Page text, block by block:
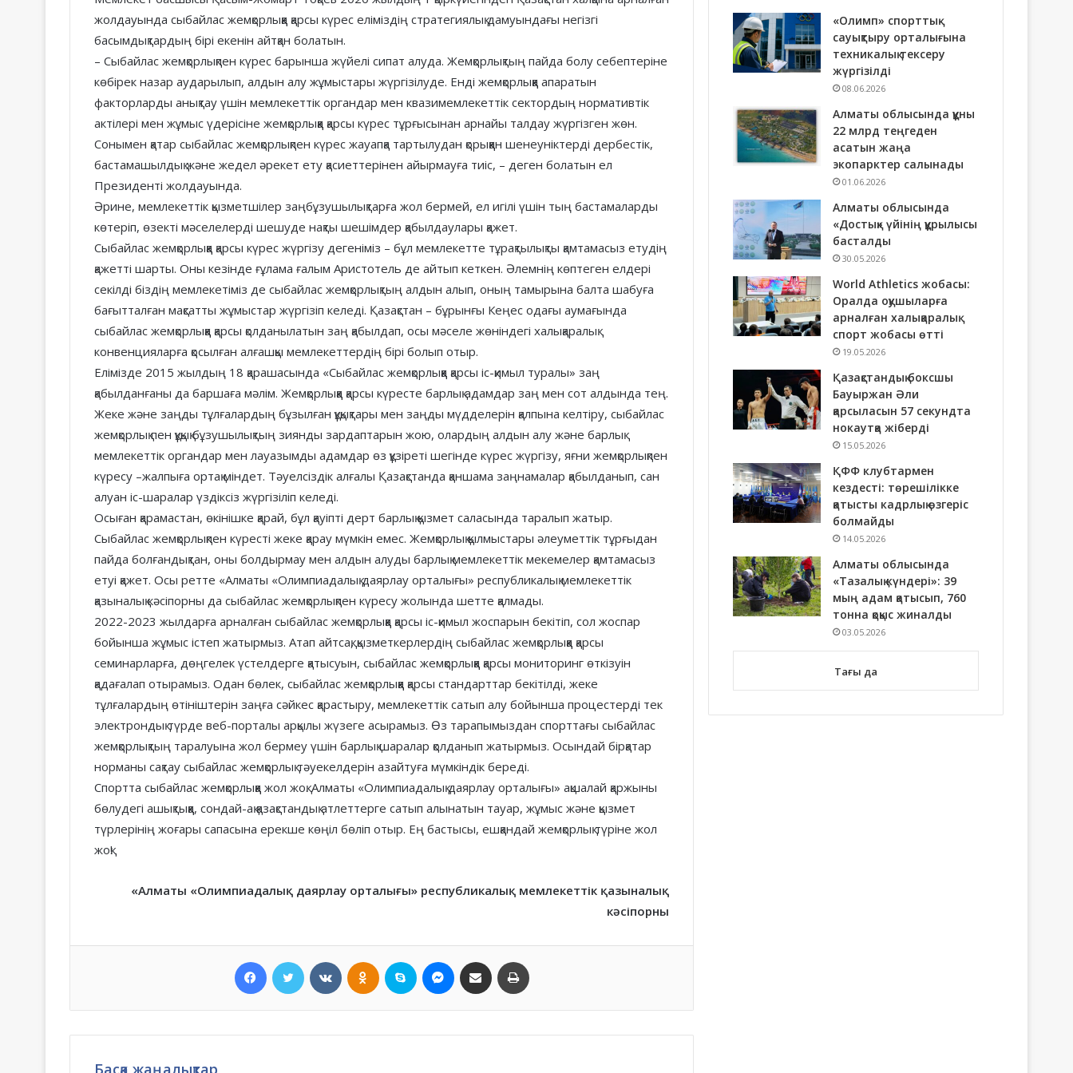
жолдауында сыбайлас жемқорлыққа қарсы күрес еліміздің стратегиялық дамуындағы негізгі
басымдықтардың бірі екенін айтқан болатын.
– Сыбайлас жемқорлықпен күрес барынша жүйелі сипат алуда. Жемқорлықтың пайда болу себептеріне
көбірек назар аударылып, алдын алу жұмыстары жүргізілуде. Енді жемқорлыққа апаратын
факторларды анықтау үшін мемлекеттік органдар мен квазимемлекеттік сектордың нормативтік
актілері мен жұмыс үдерісіне жемқорлыққа қарсы күрес тұрғысынан арнайы талдау жүргізген жөн.
Сонымен қатар сыбайлас жемқорлықпен күрес жауапқа тартылудан қорыққан шенеуніктерді дербестік,
бастамашылдық және жедел әрекет ету қасиеттерінен айырмауға тиіс, – деген болатын ел
Президенті жолдауында.
Әрине, мемлекеттік қызметшілер заңбұзушылықтарға жол бермей, ел игілі үшін тың бастамаларды
көтеріп, өзекті мәселелерді шешуде нақты шешімдер қабылдаулары қажет.
Сыбайлас жемқорлыққа қарсы күрес жүргізу дегеніміз – бұл мемлекетте тұрақтылықты қамтамасыз етудің
қажетті шарты. Оны кезінде ғұлама ғалым Аристотель де айтып кеткен. Әлемнің көптеген елдері
секілді біздің мемлекетіміз де сыбайлас жемқорлықтың алдын алып, оның тамырына балта шабуға
бағытталған мақсатты жұмыстар жүргізіп келеді. Қазақстан – бұрынғы Кеңес одағы аумағында
сыбайлас жемқорлыққа қарсы қолданылатын заң қабылдап, осы мәселе жөніндегі халықаралық
конвенцияларға қосылған алғашқы мемлекеттердің бірі болып отыр.
Елімізде 2015 жылдың 18 қарашасында «Сыбайлас жемқорлыққа қарсы іс-қимыл туралы» заң
қабылданғаны да баршаға мәлім. Жемқорлыққа қарсы күресте барлық адамдар заң мен сот алдында тең.
Жеке және заңды тұлғалардың бұзылған құқықтары мен заңды мүдделерін қалпына келтіру, сыбайлас
жемқорлық пен құқық бұзушылықтың зиянды зардаптарын жою, олардың алдын алу және барлық
мемлекеттік органдар мен лауазымды адамдар өз құзіреті шегінде күрес жүргізу, яғни жемқорлықпен
күресу –жалпыға ортақ міндет. Тәуелсіздік алғалы Қазақстанда қаншама заңнамалар қабылданып, сан
алуан іс-шаралар үздіксіз жүргізіліп келеді.
Осыған қарамастан, өкінішке қарай, бұл қауіпті дерт барлық қызмет саласында таралып жатыр.
Сыбайлас жемқорлықпен күресті жеке қарау мүмкін емес. Жемқорлық қылмыстары әлеуметтік тұрғыдан
пайда болғандықтан, оны болдырмау мен алдын алуды барлық мемлекеттік мекемелер қамтамасыз
етуі қажет. Осы ретте «Алматы «Олимпиадалық даярлау орталығы» республикалық мемлекеттік
қазыналық кәсіпорны да сыбайлас жемқорлықпен күресу жолында шетте қалмады.
2022-2023 жылдарға арналған сыбайлас жемқорлыққа қарсы іс-қимыл жоспарын бекітіп, сол жоспар
бойынша жұмыс істеп жатырмыз. Атап айтсақ, қызметкерлердің сыбайлас жемқорлыққа қарсы
семинарларға, дөңгелек үстелдерге қатысуын, сыбайлас жемқорлыққа қарсы мониторинг өткізуін
қадағалап отырамыз. Одан бөлек, сыбайлас жемқорлыққа қарсы стандарттар бекітілді, жеке
тұлғалардың өтініштерін заңға сәйкес қарастыру, мемлекеттік сатып алу бойынша процестерді тек
электрондық түрде веб-порталы арқылы жүзеге асырамыз. Өз тарапымыздан спорттағы сыбайлас
жемқорлықтың таралуына жол бермеу үшін барлық шаралар қолданып жатырмыз. Осындай бірқатар
норманы сақтау сыбайлас жемқорлық тәуекелдерін азайтуға мүмкіндік береді.
Спортта сыбайлас жемқорлыққа жол жоқ. Алматы «Олимпиадалық даярлау орталығы» ақшалай қаржыны
бөлудегі ашықтыққа, сондай-ақ қазақстандық атлеттерге сатып алынатын тауар, жұмыс және қызмет
түрлерінің жоғары сапасына ерекше көңіл бөліп отыр. Ең бастысы, ешқандай жемқорлық түріне жол
жоқ!
«Алматы «Олимпиадалық даярлау орталығы» республикалық мемлекеттік қазыналық
кәсіпорны
Facebook Twitter VKontakteOdnoklassniki
Skype MessengerХатпен жіберу
«Олимп» спорттық-
сауықтыру орталығына
техникалық тексеру
жүргізілді
08.06.2026
Алматы облысында құны
22 млрд теңгеден
асатын жаңа
экопарктер салынады
01.06.2026
Алматы облысында
«Достық» үйінің құрылысы
басталды
30.05.2026
World Athletics жобасы:
Оралда оқушыларға
арналған халықаралық
спорт жобасы өтті
19.05.2026
Қазақстандық боксшы
Бауыржан Әли
қарсыласын 57 секундта
нокаутқа жіберді
15.05.2026
ҚФФ клубтармен
кездесті: төрешілікке
қатысты кадрлық өзгеріс
болмайды
14.05.2026
Алматы облысында
«Тазалық күндері»: 39
мың адам қатысып, 760
тонна қоқыс жиналды
03.05.2026
Тағы да